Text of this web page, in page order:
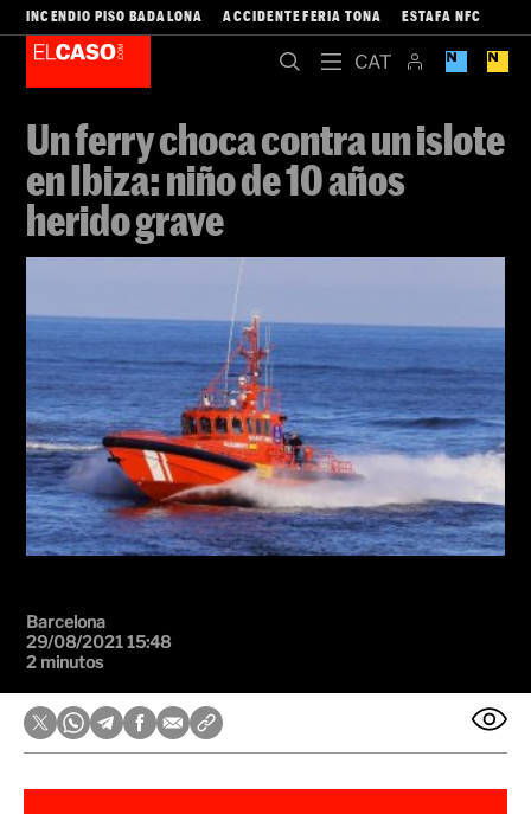
INCENDIO PISO BADALONA ACCIDENTE FERIA TONA ESTAFA NFC
Un ferry choca contra un islote
en Ibiza: niño de 10 años
herido grave
Barcelona
29/08/2021 15:48
2 minutos